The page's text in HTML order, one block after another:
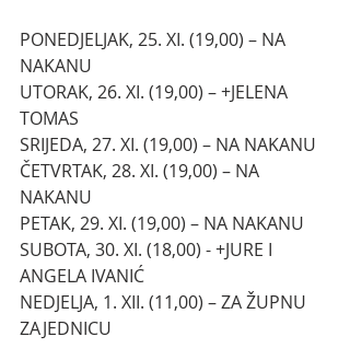
PONEDJELJAK, 25. XI. (19,00) – NA
NAKANU
UTORAK, 26. XI. (19,00) – +JELENA
TOMAS
SRIJEDA, 27. XI. (19,00) – NA NAKANU
ČETVRTAK, 28. XI. (19,00) – NA
NAKANU
PETAK, 29. XI. (19,00) – NA NAKANU
SUBOTA, 30. XI. (18,00) - +JURE I
ANGELA IVANIĆ
NEDJELJA, 1. XII. (11,00) – ZA ŽUPNU
ZAJEDNICU